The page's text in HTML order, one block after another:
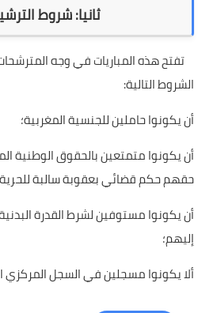
ثانيا: شروط
تفتح هذه المباريات في وجه
الشروط التالية:
أن يكونوا حاملين للجنسية المغربية؛
أن يكونوا متمتعين بالحقوق الوطنية
حقهم حكم قضائي بعقوبة سالبة
أن يكونوا مستوفين لشرط القدرة
إليهم؛
ألا يكونوا مسجلين في السجل المركزي